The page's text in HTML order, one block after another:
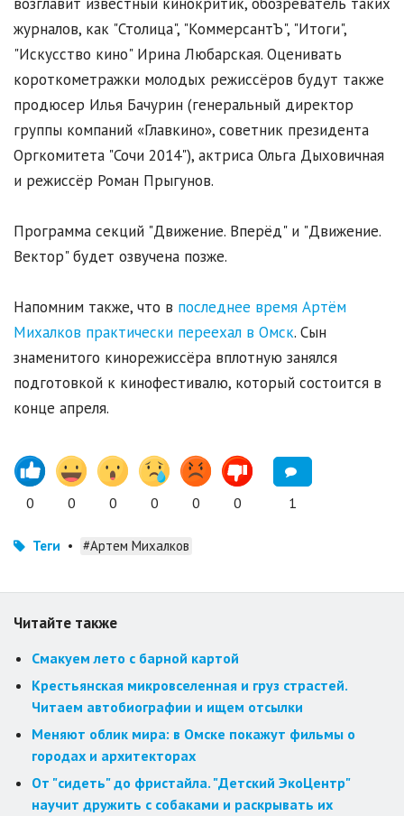
возглавит известный кинокритик, обозреватель таких
журналов, как "Столица", "КоммерсантЪ", "Итоги",
"Искусство кино" Ирина Любарская. Оценивать
короткометражки молодых режиссёров будут также
продюсер Илья Бачурин (генеральный директор
группы компаний «Главкино», советник президента
Оргкомитета "Сочи 2014"), актриса Ольга Дыховичная
и режиссёр Роман Прыгунов.
Программа секций "Движение. Вперёд" и "Движение.
Вектор" будет озвучена позже.
Напомним также, что в последнее время Артём
Михалков практически переехал в Омск. Сын
знаменитого кинорежиссёра вплотную занялся
подготовкой к кинофестивалю, который состоится в
конце апреля.
0 0 0 0 0 0 1
Теги • #Артем Михалков
Читайте также
Смакуем лето с барной картой
Крестьянская микровселенная и груз страстей.
Читаем автобиографии и ищем отсылки
Меняют облик мира: в Омске покажут фильмы о
городах и архитекторах
От "сидеть" до фристайла. "Детский ЭкоЦентр"
научит дружить с собаками и раскрывать их